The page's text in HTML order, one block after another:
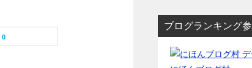
0
ブログランキング